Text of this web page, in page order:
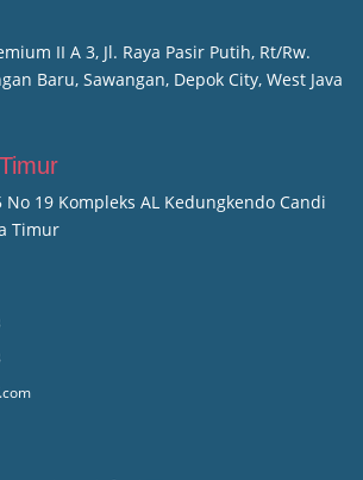
II A 3, Jl. Raya Pasir Putih, Rt/Rw.
Baru, Sawangan, Depok City, West Java
No 19 Kompleks AL Kedungkendo Candi
Timur